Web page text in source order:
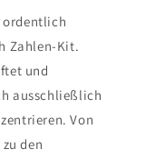
ordentlich
Zahlen-Kit.
und
ausschließlich
Von
den